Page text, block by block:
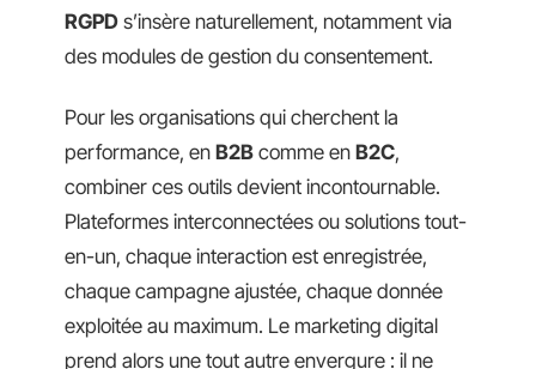
RGPD s’insère naturellement, notamment via
des modules de gestion du consentement.
Pour les organisations qui cherchent la
performance, en B2B comme en B2C,
combiner ces outils devient incontournable.
Plateformes interconnectées ou solutions tout-
en-un, chaque interaction est enregistrée,
chaque campagne ajustée, chaque donnée
exploitée au maximum. Le marketing digital
prend alors une tout autre envergure : il ne